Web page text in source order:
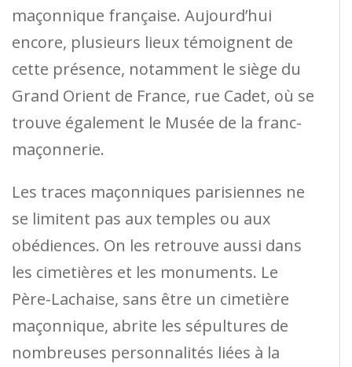
maçonnique française. Aujourd’hui
encore, plusieurs lieux témoignent de
cette présence, notamment le siège du
Grand Orient de France, rue Cadet, où se
trouve également le Musée de la franc-
maçonnerie.
Les traces maçonniques parisiennes ne
se limitent pas aux temples ou aux
obédiences. On les retrouve aussi dans
les cimetières et les monuments. Le
Père-Lachaise, sans être un cimetière
maçonnique, abrite les sépultures de
nombreuses personnalités liées à la